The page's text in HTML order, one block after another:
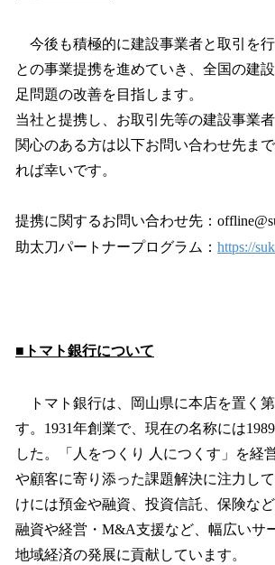
今後も積極的に建設事業者と取引を
との事業提携を進めていき、全国の建
足問題の改善を目指します。
当社と提携し、お取引先等の建設事業
関心のある方は以下お問い合わせ先ま
れば幸いです。
提携に関するお問い合わせ先：
助太刀パートナープログラム： https://
■トマト銀行について
トマト銀行は、岡山県に本店を置く
す。1931年創業で、現在の名称には
した。「人をつくり 人につくす」を経
や顧客に寄り添った課題解決に注力し
けには預金や融資、投資信託、保険な
融資や経営・M&A支援など、幅広いサ
地域経済の発展に貢献しています。